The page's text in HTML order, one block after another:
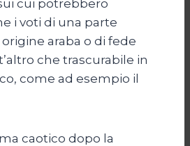
cui potrebbero
i voti di una parte
araba o di fede
che trascurabile in
come ad esempio il
caotico dopo la